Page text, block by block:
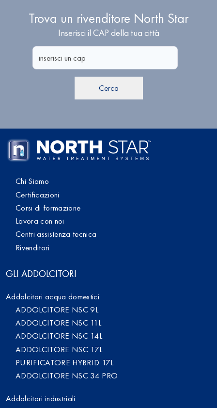
Trova un rivenditore North Star
Inserisci il CAP della tua città
Cerca
Chi Siamo
Certificazioni
Corsi di formazione
Lavora con noi
Centri assistenza tecnica
Rivenditori
GLI ADDOLCITORI
Addolcitori acqua domestici
ADDOLCITORE NSC 9L
ADDOLCITORE NSC 11L
ADDOLCITORE NSC 14L
ADDOLCITORE NSC 17L
PURIFICATORE HYBRID 17L
ADDOLCITORE NSC 34 PRO
Addolcitori industriali